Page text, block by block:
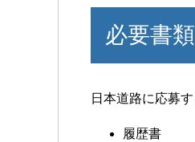
必要書類
日本道路に応募
履歴書